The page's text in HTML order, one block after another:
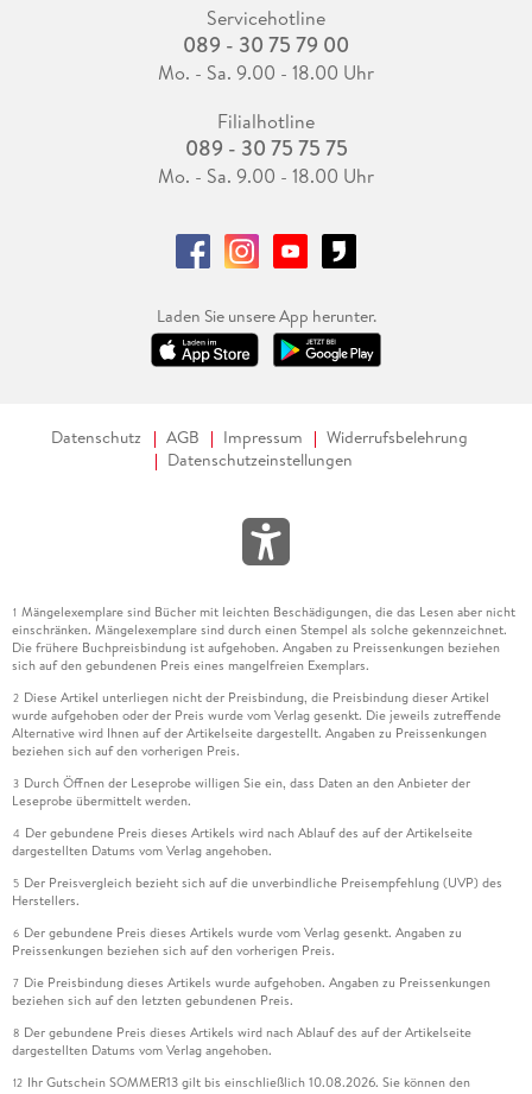
Servicehotline
089 - 30 75 79 00
Mo. - Sa. 9.00 - 18.00 Uhr
Filialhotline
089 - 30 75 75 75
Mo. - Sa. 9.00 - 18.00 Uhr
Laden Sie unsere App herunter.
Datenschutz AGB Impressum
Widerrufsbelehrung
Datenschutzeinstellungen
1 Mängelexemplare sind Bücher mit leichten Beschädigungen, die das Lesen aber nicht
einschränken. Mängelexemplare sind durch einen Stempel als solche gekennzeichnet.
Die frühere Buchpreisbindung ist aufgehoben. Angaben zu Preissenkungen beziehen
sich auf den gebundenen Preis eines mangelfreien Exemplars.
2 Diese Artikel unterliegen nicht der Preisbindung, die Preisbindung dieser Artikel
wurde aufgehoben oder der Preis wurde vom Verlag gesenkt. Die jeweils zutreffende
Alternative wird Ihnen auf der Artikelseite dargestellt. Angaben zu Preissenkungen
beziehen sich auf den vorherigen Preis.
3 Durch Öffnen der Leseprobe willigen Sie ein, dass Daten an den Anbieter der
Leseprobe übermittelt werden.
4 Der gebundene Preis dieses Artikels wird nach Ablauf des auf der Artikelseite
dargestellten Datums vom Verlag angehoben.
5 Der Preisvergleich bezieht sich auf die unverbindliche Preisempfehlung (UVP) des
Herstellers.
6 Der gebundene Preis dieses Artikels wurde vom Verlag gesenkt. Angaben zu
Preissenkungen beziehen sich auf den vorherigen Preis.
7 Die Preisbindung dieses Artikels wurde aufgehoben. Angaben zu Preissenkungen
beziehen sich auf den letzten gebundenen Preis.
8 Der gebundene Preis dieses Artikels wird nach Ablauf des auf der Artikelseite
dargestellten Datums vom Verlag angehoben.
12 Ihr Gutschein SOMMER13 gilt bis einschließlich 10.08.2026. Sie können den